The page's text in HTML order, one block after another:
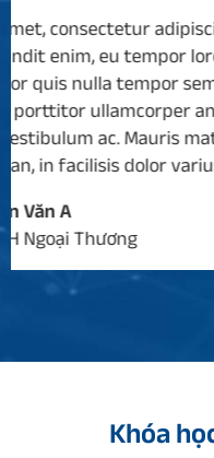
Lorem ipsum
elit. Vivamus
facilisis vitae.
id sit amet
blandit
ante ac lectus
Khóa